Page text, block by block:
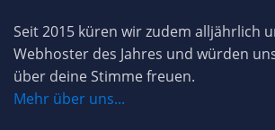
Seit 2015 küren wir zudem alljährlich
Webhoster des Jahres und würden
über deine Stimme freuen.
Mehr über uns...